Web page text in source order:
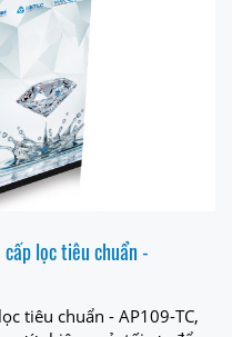
cấp lọc tiêu chuẩn -
tiêu chuẩn - AP109-TC,